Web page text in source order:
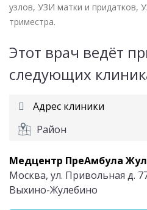
узлов, УЗИ матки и придатков,
триместра.
Этот врач ведёт
следующих
Адрес клиники
Район
Медцентр ПреАмбула
Москва, ул. Привольная д.
Выхино-Жулебино